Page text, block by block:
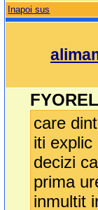
Inapoi sus
care
iti explic
decizi
prima
inmultit